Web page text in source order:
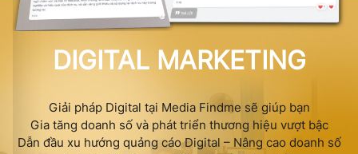
DIGITAL MARKETING
Giải pháp Digital tại Media Findme sẽ giúp bạn
Gia tăng doanh số và phát triển thương hiệu vượt bậc
Dẫn đầu xu hướng quảng cáo Digital – Nâng cao doanh số